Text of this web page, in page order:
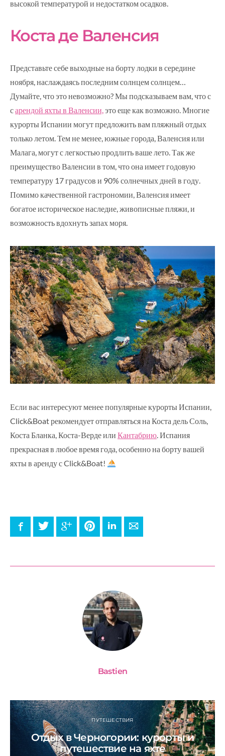
высокой температурой и недостатком осадков.
Коста де Валенсия
Представьте себе выходные на борту лодки в середине
ноября, наслаждаясь последним солнцем солнцем…
Думайте, что это невозможно? Мы подсказываем вам, что с
сарендой яхты в Валенсии,это еще как возможно. Многие
курорты Испании могут предложить вам пляжный отдых
только летом. Тем не менее, южные города, Валенсия или
Малага, могут с легкостью продлить ваше лето. Так же
преимущество Валенсии в том, что она имеет годовую
температуру 17 градусов и 90% солнечных дней в году.
Помимо качественной гастрономии, Валенсия имеет
богатое историческое наследие, живописные пляжи, и
возможность вдохнуть запах моря.
Если вас интересуют менее популярные курорты Испании,
Click&Boat рекомендует отправляться на Коста дель Соль,
Коста Бланка, Коста-Верде или Кантабрию. Испания
прекрасная в любое время года, особенно на борту вашей
яхты в аренду с Click&Boat!
FacebookTwitter Google+ PinterestLinkedInE-mail
Bastien
ПУТЕШЕСТВИЯ
Отдых в Черногории: курорты и
путешествие на яхте